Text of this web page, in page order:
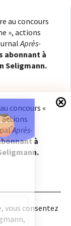
au concours
», actions
Après-
abonnant à
Seligmann.
vous
de
| Crédits
concours «
actions
Après-
à
vous consentez